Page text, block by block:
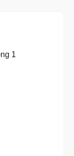
1